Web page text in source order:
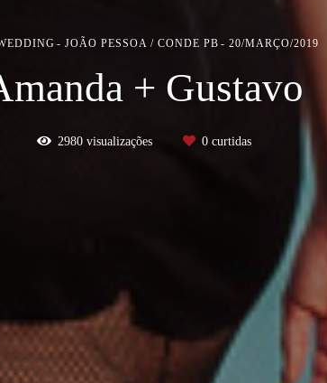
JOÃO PESSOA / CONDE PB 20/MARÇO/2019
+ Gustavo
2980 visualizações 0 curtidas